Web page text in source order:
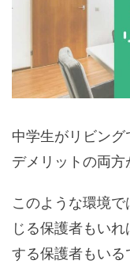
中学生がリビン
デメリットの両方
このような環境
じる保護者もい
する保護者もいる